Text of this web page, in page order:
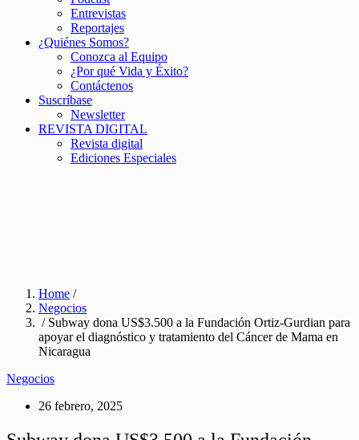
Entrevistas
Reportajes
¿Quiénes Somos?
Conozca al Equipo
¿Por qué Vida y Éxito?
Contáctenos
Suscríbase
Newsletter
REVISTA DIGITAL
Revista digital
Ediciones Especiales
Home /
Negocios
/ Subway dona US$3.500 a la Fundación Ortiz-Gurdian para
apoyar el diagnóstico y tratamiento del Cáncer de Mama en
Nicaragua
Negocios
26 febrero, 2025